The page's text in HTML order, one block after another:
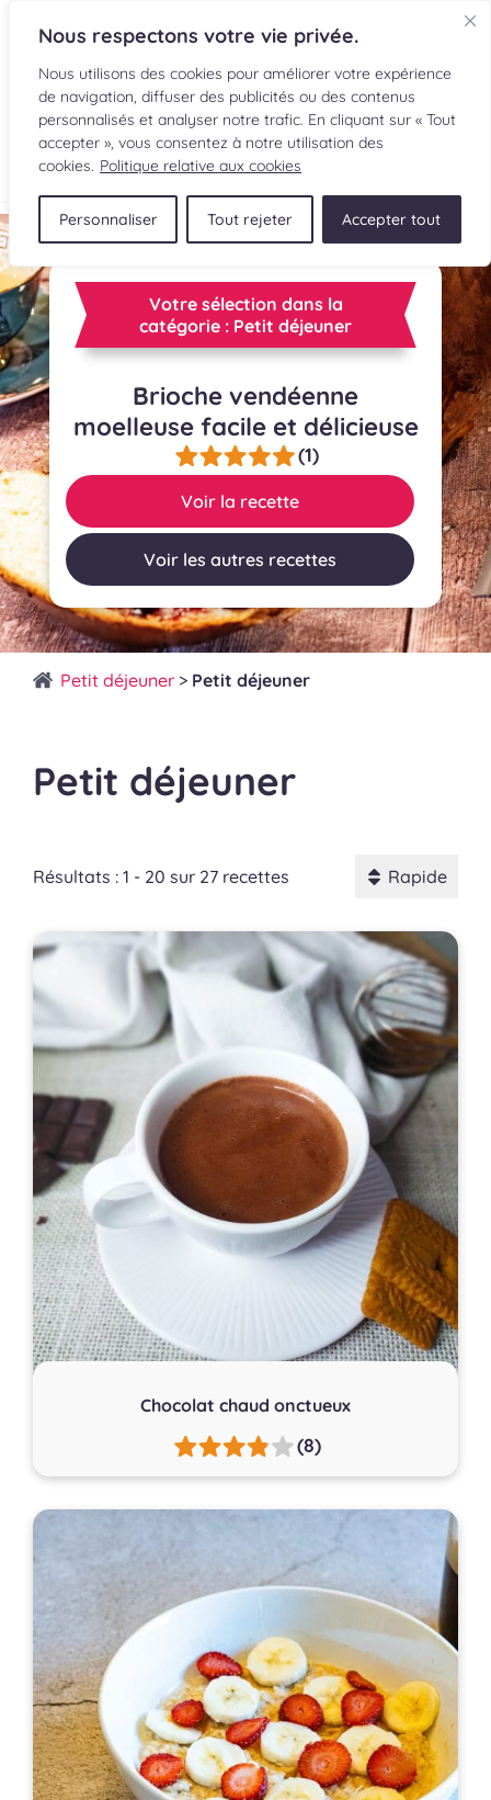
Nous respectons votre vie privée.
Nous utilisons des cookies pour améliorer votre expérience
de navigation, diffuser des publicités ou des contenus
personnalisés et analyser notre trafic. En cliquant sur « Tout
accepter », vous consentez à notre utilisation des
cookies. Politique relative aux cookies
Personnaliser Tout rejeter Accepter tout
EN
RECETTES
INGRÉDIENTS
LECTURES CULINAIRES
SOUMETTRE UNE RECETTE
BOUTIQUE
Votre sélection dans la
catégorie : Petit déjeuner
Brioche vendéenne
moelleuse facile et délicieuse
(1)
Voir la recette
Voir les autres recettes
Petit déjeuner > Petit déjeuner
Petit déjeuner
Résultats : 1 - 20 sur 27 recettes Rapide
Chocolat chaud onctueux
(8)